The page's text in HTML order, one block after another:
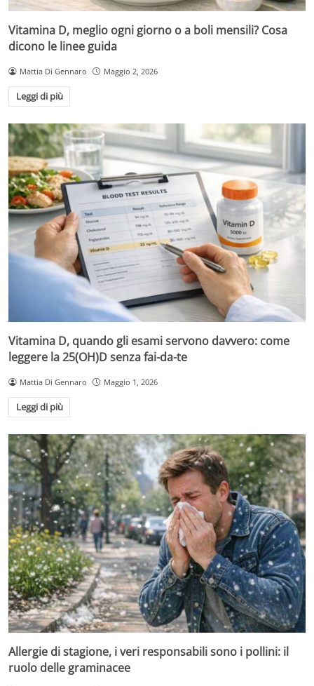
Vitamina D, meglio ogni giorno o a boli mensili? Cosa
dicono le linee guida
Mattia Di Gennaro Maggio 2, 2026
Leggi di più
Vitamina D, quando gli esami servono davvero: come
leggere la 25(OH)D senza fai-da-te
Mattia Di Gennaro Maggio 1, 2026
Leggi di più
Allergie di stagione, i veri responsabili sono i pollini: il
ruolo delle graminacee